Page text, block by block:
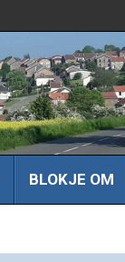
BLOKJE OM